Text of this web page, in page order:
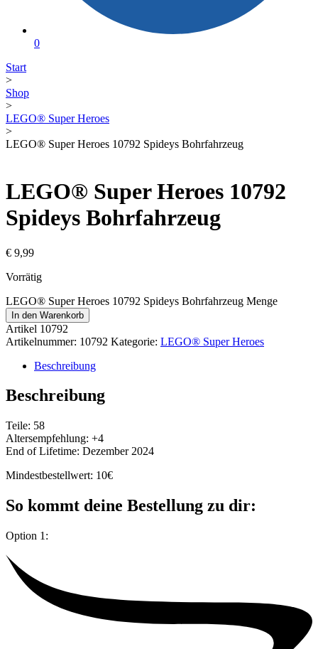
0
Start
>
Shop
>
LEGO® Super Heroes
>
LEGO® Super Heroes 10792 Spideys Bohrfahrzeug
LEGO® Super Heroes 10792
Spideys Bohrfahrzeug
€ 9,99
Vorrätig
LEGO® Super Heroes 10792 Spideys Bohrfahrzeug Menge
In den Warenkorb
Artikel 10792
Artikelnummer: 10792 Kategorie: LEGO® Super Heroes
Beschreibung
Beschreibung
Teile: 58
Altersempfehlung: +4
End of Lifetime: Dezember 2024
Mindestbestellwert: 10€
So kommt deine Bestellung zu dir:
Option 1: